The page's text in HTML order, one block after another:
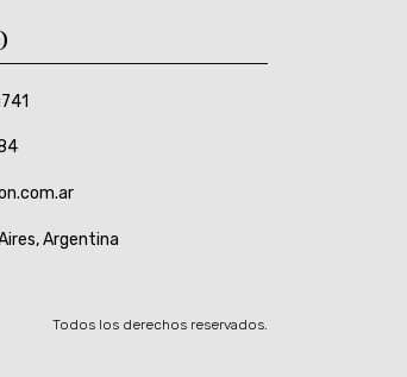
Argentina
Todos los derechos reservados.